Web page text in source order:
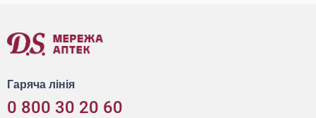
Гаряча лінія
0 800 30 20 60